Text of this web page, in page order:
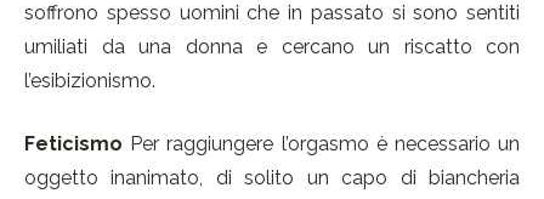
soffrono spesso uomini che in passato si sono sentiti
umiliati da una donna e cercano un riscatto con
l’esibizionismo.
Feticismo Per raggiungere l’orgasmo è necessario un
oggetto inanimato, di solito un capo di biancheria